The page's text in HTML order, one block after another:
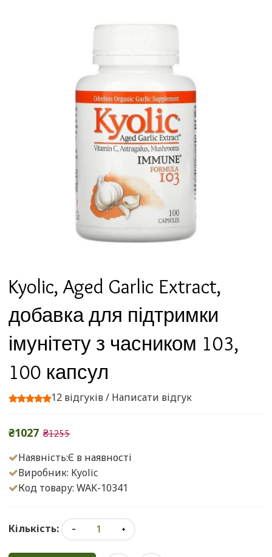
Kyolic, Aged Garlic Extract,
добавка для підтримки
імунітету з часником 103,
100 капсул
12 відгуків/ Написати відгук
₴1027 ₴1255
Наявність:Є в наявності
Виробник: Kyolic
Код товару: WAK-10341
Кількість: